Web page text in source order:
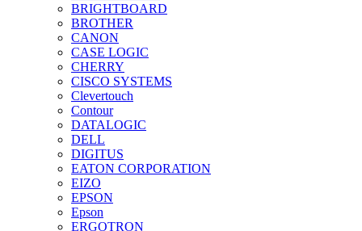
BRIGHTBOARD
BROTHER
CANON
CASE LOGIC
CHERRY
CISCO SYSTEMS
Clevertouch
Contour
DATALOGIC
DELL
DIGITUS
EATON CORPORATION
EIZO
EPSON
Epson
ERGOTRON